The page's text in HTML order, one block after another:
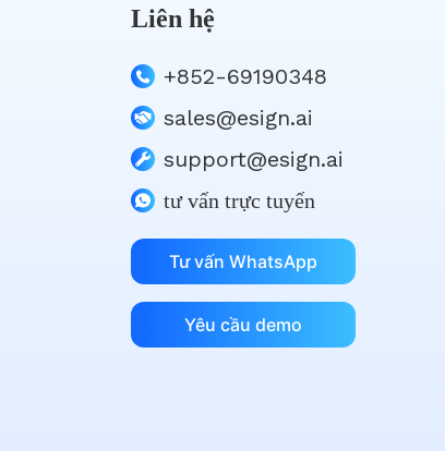
Liên hệ
+852-69190348
sales@esign.ai
support@esign.ai
tư vấn trực tuyến
Tư vấn WhatsApp
Yêu cầu demo